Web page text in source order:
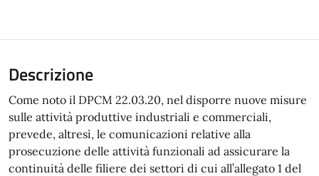
Descrizione
Come noto il DPCM 22.03.20, nel disporre nuove misure
sulle attività produttive industriali e commerciali,
prevede, altresì, le comunicazioni relative alla
prosecuzione delle attività funzionali ad assicurare la
continuità delle filiere dei settori di cui all’allegato 1 del